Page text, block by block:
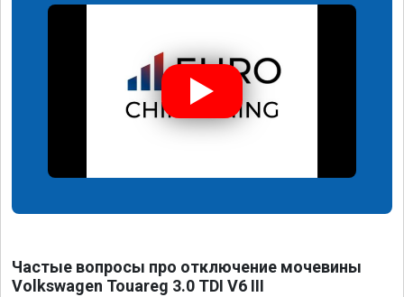
Частые вопросы про отключение мочевины
Volkswagen Touareg 3.0 TDI V6 III